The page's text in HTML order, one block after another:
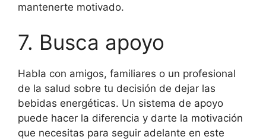
mantenerte motivado.
7. Busca apoyo
Habla con amigos, familiares o un profesional
de la salud sobre tu decisión de dejar las
bebidas energéticas. Un sistema de apoyo
puede hacer la diferencia y darte la motivación
que necesitas para seguir adelante en este